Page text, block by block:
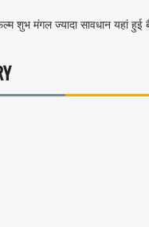
शुभ मंगल ज्यादा सावधान यहां हुई